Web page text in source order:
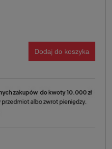
Dodaj do koszyka